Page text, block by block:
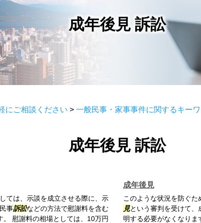
成年後見 訴訟
にご相談ください > 一般民事・家事事件に関するキー
成年後見 訴訟
ては、示談を成立させる際に、示
事訴訟などの方法で慰謝料を含む
慰謝料の相場としては、10万円
成年後見
このような状況を防ぐた
見という審判を受けて、
明する必要がなくなり